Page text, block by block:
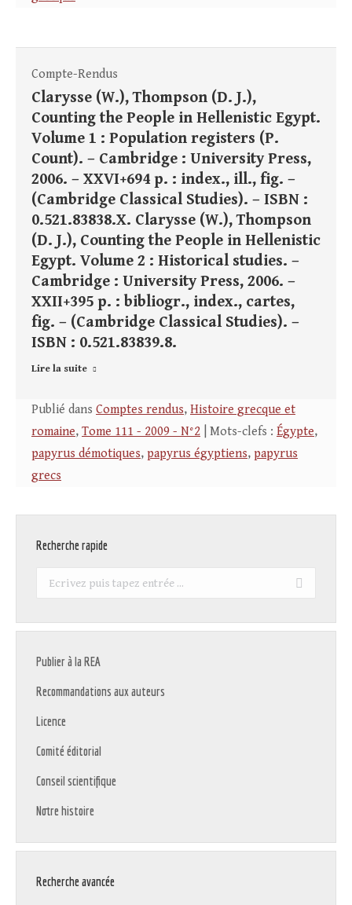
Compte-Rendus
Clarysse (W.), Thompson (D. J.),
Counting the People in Hellenistic Egypt.
Volume 1 : Population registers (P.
Count). – Cambridge : University Press,
2006. – XXVI+694 p. : index., ill., fig. –
(Cambridge Classical Studies). – ISBN :
0.521.83838.X. Clarysse (W.), Thompson
(D. J.), Counting the People in Hellenistic
Egypt. Volume 2 : Historical studies. –
Cambridge : University Press, 2006. –
XXII+395 p. : bibliogr., index., cartes,
fig. – (Cambridge Classical Studies). –
ISBN : 0.521.83839.8.
Lire la suite
Publié dans Comptes rendus, Histoire grecque et
romaine, Tome 111 - 2009 - N°2 | Mots-clefs : Égypte,
papyrus démotiques, papyrus égyptiens, papyrus
grecs
Recherche rapide
Recherche
Publier à la REA
Recommandations aux auteurs
Licence
Comité éditorial
Conseil scientifique
Notre histoire
Recherche avancée